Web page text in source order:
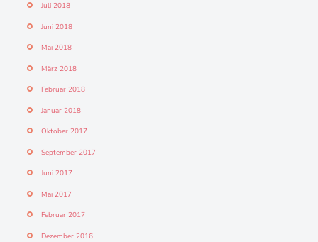
Juli 2018
Juni 2018
Mai 2018
März 2018
Februar 2018
Januar 2018
Oktober 2017
September 2017
Juni 2017
Mai 2017
Februar 2017
Dezember 2016